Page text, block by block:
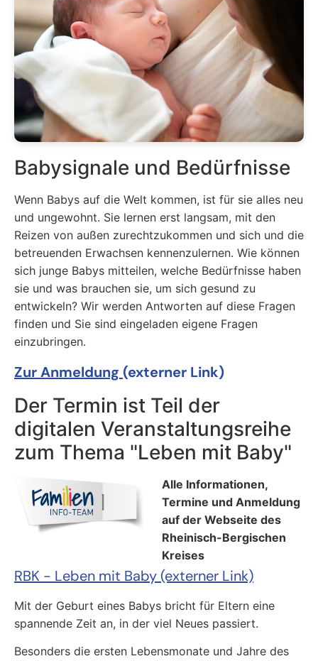
Babysignale und Bedürfnisse
Wenn Babys auf die Welt kommen, ist für sie alles neu
und ungewohnt. Sie lernen erst langsam, mit den
Reizen von außen zurechtzukommen und sich und die
betreuenden Erwachsen kennenzulernen. Wie können
sich junge Babys mitteilen, welche Bedürfnisse haben
sie und was brauchen sie, um sich gesund zu
entwickeln? Wir werden Antworten auf diese Fragen
finden und Sie sind eingeladen eigene Fragen
einzubringen.
Zur Anmeldung (externer Link)
Der Termin ist Teil der
digitalen Veranstaltungsreihe
zum Thema "Leben mit Baby"
Alle Informationen,
Termine und Anmeldung
auf der Webseite des
Rheinisch-Bergischen
Kreises
RBK - Leben mit Baby (externer Link)
Mit der Geburt eines Babys bricht für Eltern eine
spannende Zeit an, in der viel Neues passiert.
Besonders die ersten Lebensmonate und Jahre des